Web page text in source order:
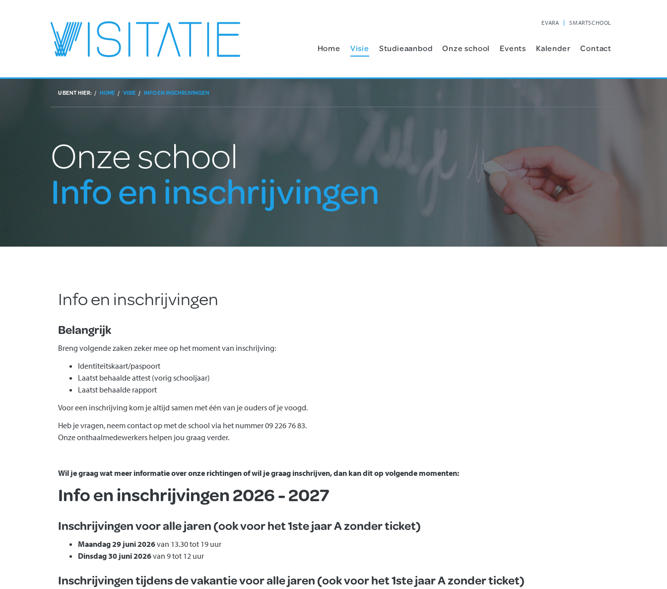
SMARTSCHOOL
EVARA
Home Visie Studieaanbod Onze school Events Kalender Contact
U BENT HIER: HOME VISIE INFO EN INSCHRIJVINGEN
Onze school
Info en inschrijvingen
Info en inschrijvingen
Belangrijk
Breng volgende zaken zeker mee op het moment van inschrijving:
Identiteitskaart/paspoort
Laatst behaalde attest (vorig schooljaar)
Laatst behaalde rapport
Voor een inschrijving kom je altijd samen met één van je ouders of je voogd.
Heb je vragen, neem contact op met de school via het nummer 09 226 76 83.
Onze onthaalmedewerkers helpen jou graag verder.
Wil je graag wat meer informatie over onze richtingen of wil je graag inschrijven, dan kan dit op volgende momenten:
Info en inschrijvingen 2026 - 2027
Inschrijvingen voor alle jaren (ook voor het 1ste jaar A zonder ticket)
Maandag 29 juni 2026van 13.30 tot 19 uur
Dinsdag 30 juni 2026van 9 tot 12 uur
Inschrijvingen tijdens de vakantie voor alle jaren (ook voor het 1ste jaar A zonder ticket)